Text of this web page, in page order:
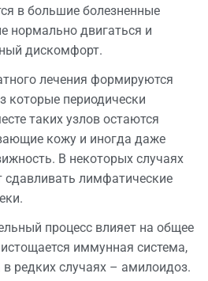
в большие болезненные
нормально двигаться и
дискомфорт.
лечения формируются
которые периодически
таких узлов остаются
кожу и иногда даже
В некоторых случаях
сдавливать лимфатические
процесс влияет на общее
иммунная система,
в редких случаях – амилоидоз.